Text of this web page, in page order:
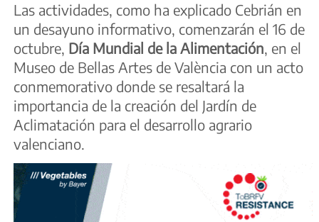
Las actividades, como ha explicado Cebrián en
un desayuno informativo, comenzarán el 16 de
octubre, Día Mundial de la Alimentación, en el
Museo de Bellas Artes de València con un acto
conmemorativo donde se resaltará la
importancia de la creación del Jardín de
Aclimatación para el desarrollo agrario
valenciano.